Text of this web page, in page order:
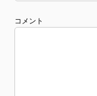
コメント